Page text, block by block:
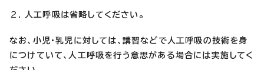
人工呼吸は省略してください。
なお、小児・乳児に対しては、講習などで人工呼吸の技術を身
につけていて、人工呼吸を行う意思があ る場合には実施して く